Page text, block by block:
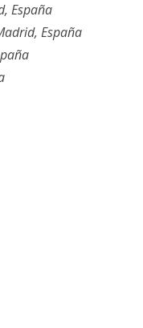
España
España